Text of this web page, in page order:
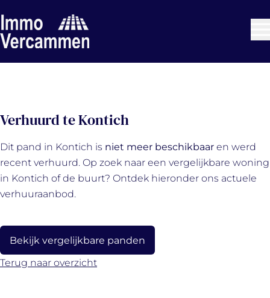
VERHUURD
Verhuurd te Kontich
Dit pand in Kontich is niet meer beschikbaaren werd
recent verhuurd. Op zoek naar een vergelijkbare woning
in Kontich of de buurt? Ontdek hieronder ons actuele
verhuuraanbod.
Bekijk vergelijkbare panden
Terug naar overzicht